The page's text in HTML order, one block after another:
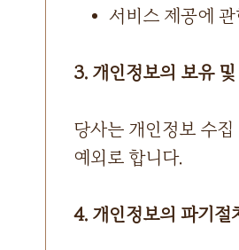
서비스 제공에
3. 개인정보의 보유
당사는 개인정보 수
예외로 합니다.
4. 개인정보의 파기절